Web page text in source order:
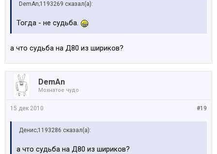
DemAn;1193269 сказал(а):
Тогда - не судьба.
а что судьба на Д80 из шириков?
DemAn
Мохнатое чудо
#19
15 дек 2010
Денис;1193286 сказал(а):
а что судьба на Д80 из шириков?